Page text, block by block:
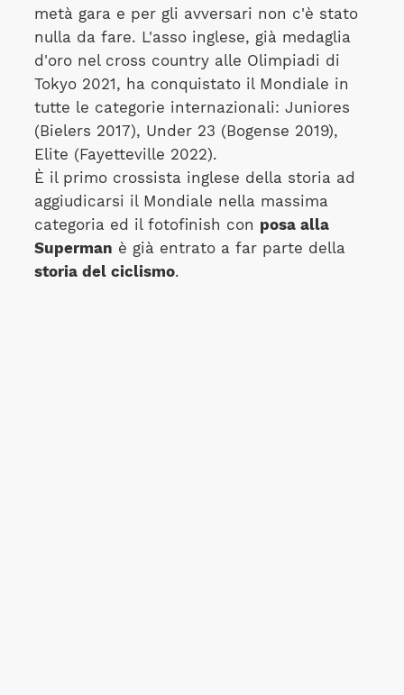
metà gara e per gli avversari non c'è stato
nulla da fare. L'asso inglese, già medaglia
d'oro nel cross country alle Olimpiadi di
Tokyo 2021, ha conquistato il Mondiale in
tutte le categorie internazionali: Juniores
(Bielers 2017), Under 23 (Bogense 2019),
Elite (Fayetteville 2022).
È il primo crossista inglese della storia ad
aggiudicarsi il Mondiale nella massima
categoria ed il fotofinish con posa alla
Superman è già entrato a far parte della
storia del ciclismo.